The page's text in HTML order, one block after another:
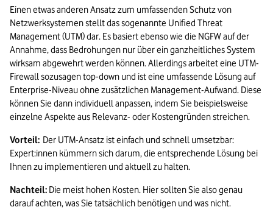
Einen etwas anderen Ansatz zum umfassenden Schutz von
Netzwerksystemen stellt das sogenannte Unified Threat
Management (UTM) dar. Es basiert ebenso wie die NGFW auf der
Annahme, dass Bedrohungen nur über ein ganzheitliches System
wirksam abgewehrt werden können. Allerdings arbeitet eine UTM-
Firewall sozusagen top-down und ist eine umfassende Lösung auf
Enterprise-Niveau ohne zusätzlichen Management-Aufwand. Diese
können Sie dann individuell anpassen, indem Sie beispielsweise
einzelne Aspekte aus Relevanz- oder Kostengründen streichen.
Vorteil: Der UTM-Ansatz ist einfach und schnell umsetzbar:
Expert:innen kümmern sich darum, die entsprechende Lösung bei
Ihnen zu implementieren und aktuell zu halten.
Nachteil: Die meist hohen Kosten. Hier sollten Sie also genau
darauf achten, was Sie tatsächlich benötigen und was nicht.